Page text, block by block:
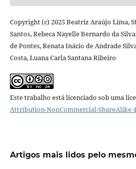
Copyright (c) 2025 Beatriz Araújo Lima,
Santos, Rebeca Nayelle Bernardo da
de Pontes, Renata Inácio de Andrade
Costa, Luana Carla Santana Ribeiro
Este trabalho está licenciado sob uma
Attribution-NonCommercial-ShareAlike
Artigos mais lidos pelo